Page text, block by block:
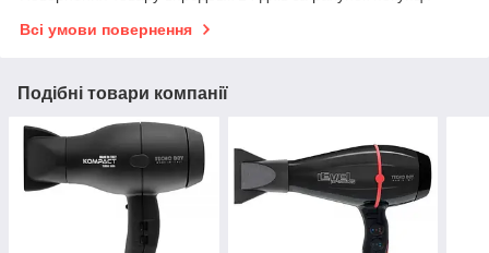
Всі умови повернення
Подібні товари компанії